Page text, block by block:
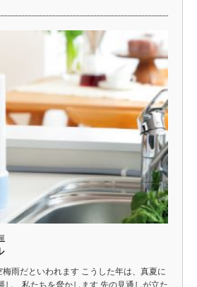
雨だといわれます こうした年は、真夏に
し、私たちを脅かします 先の見通しが立た